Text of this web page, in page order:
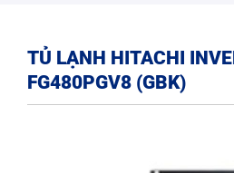
TỦ LẠNH HITACHI
FG480PGV8 (GBK)